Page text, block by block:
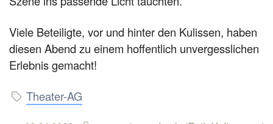
Viele Beteiligte, vor und hinter den Kulissen, haben
diesen Abend zu einem hoffentlich unvergesslichen
Erlebnis gemacht!
Theater-AG